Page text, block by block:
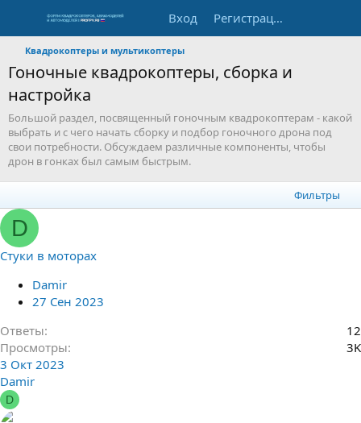
Вход Регистрация
Квадрокоптеры и мультикоптеры
Гоночные квадрокоптеры, сборка и
настройка
Большой раздел, посвященный гоночным квадрокоптерам - какой
выбрать и с чего начать сборку и подбор гоночного дрона под
свои потребности. Обсуждаем различные компоненты, чтобы
дрон в гонках был самым быстрым.
Фильтры
D
Стуки в моторах
Damir
27 Сен 2023
Ответы
12
Просмотры
3K
3 Окт 2023
Damir
D